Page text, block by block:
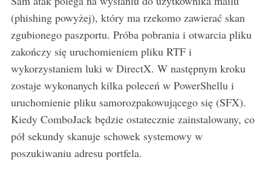
(phishing powyżej), który ma rzekomo zawierać skan
zgubionego paszportu. Próba pobrania i otwarcia pliku
zakończy się uruchomieniem pliku RTF i
wykorzystaniem luki w DirectX. W następnym kroku
zostaje wykonanych kilka poleceń w PowerShellu i
uruchomienie pliku samorozpakowującego się (SFX).
Kiedy ComboJack będzie ostatecznie zainstalowany, co
pół sekundy skanuje schowek systemowy w
poszukiwaniu adresu portfela.